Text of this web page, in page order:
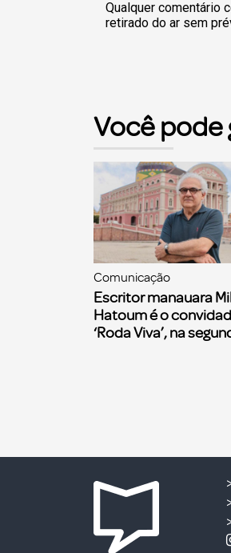
Qualquer comentário
retirado do ar sem
Você pode
Comunicação
Escritor manauara
Hatoum é o
‘Roda Viva’, na